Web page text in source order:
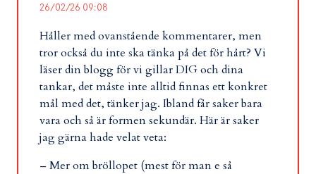
26/02/26 09:08
Håller med ovanstående kommentarer, men
tror också du inte ska tänka på det för hårt? Vi
läser din blogg för vi gillar DIG och dina
tankar, det måste inte alltid finnas ett konkret
mål med det, tänker jag. Ibland får saker bara
vara och så är formen sekundär. Här är saker
jag gärna hade velat veta:
– Mer om bröllopet (mest för man e så